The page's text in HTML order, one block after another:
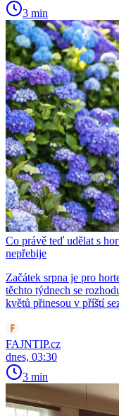
3 min
Co právě teď udělat s
nepřebije
Začátek srpna je pro
těchto týdnech se
květů přinesou v příští
FAJNTIP.cz
dnes, 03:30
3 min